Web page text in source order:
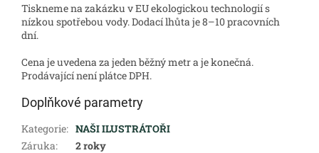
Tiskneme na zakázku v EU ekologickou technologií s
nízkou spotřebou vody. Dodací lhůta je 8–10 pracovních
dní.
Cena je uvedena za jeden běžný metr a je konečná.
Prodávající není plátce DPH.
Doplňkové parametry
Kategorie: NAŠI ILUSTRÁTOŘI
Záruka:
2 roky